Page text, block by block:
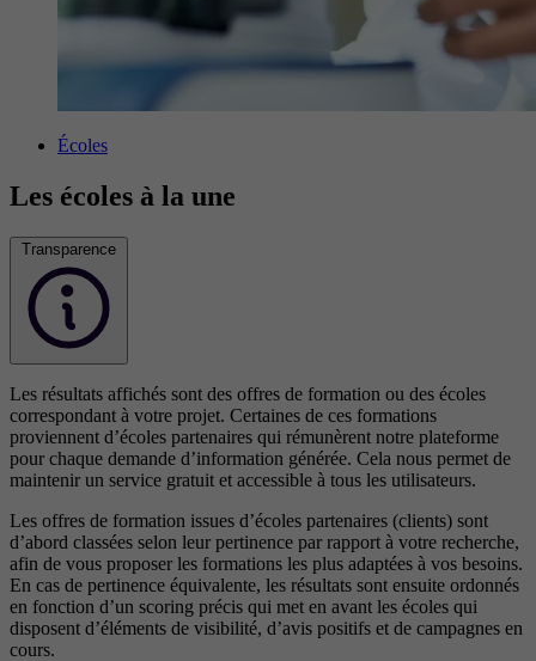
Écoles
Les écoles à la une
Transparence
Les résultats affichés sont des offres de formation ou des écoles
correspondant à votre projet. Certaines de ces formations
proviennent d’écoles partenaires qui rémunèrent notre plateforme
pour chaque demande d’information générée. Cela nous permet de
maintenir un service gratuit et accessible à tous les utilisateurs.
Les offres de formation issues d’écoles partenaires (clients) sont
d’abord classées selon leur pertinence par rapport à votre recherche,
afin de vous proposer les formations les plus adaptées à vos besoins.
En cas de pertinence équivalente, les résultats sont ensuite ordonnés
en fonction d’un scoring précis qui met en avant les écoles qui
disposent d’éléments de visibilité, d’avis positifs et de campagnes en
cours.